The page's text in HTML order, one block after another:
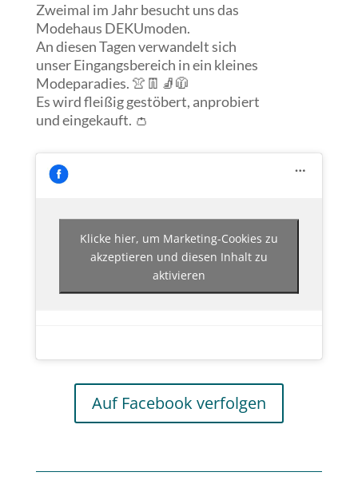
Zweimal im Jahr besucht uns das
Modehaus DEKUmoden.
An diesen Tagen verwandelt sich
unser Eingangsbereich in ein kleines
Modeparadies. 👚👖🧦🧥
Es wird fleißig gestöbert, anprobiert
und eingekauft. 👛
Klicke hier, um Marketing-Cookies zu
akzeptieren und diesen Inhalt zu
aktivieren
Auf Facebook verfolgen